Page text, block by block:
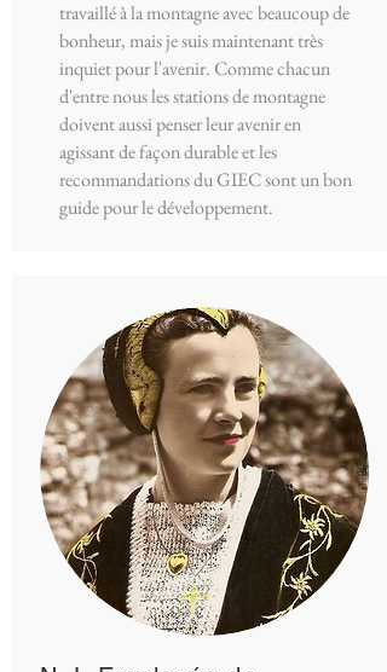
travaillé à la montagne avec beaucoup de
bonheur, mais je suis maintenant très
inquiet pour l'avenir. Comme chacun
d'entre nous les stations de montagne
doivent aussi penser leur avenir en
agissant de façon durable et les
recommandations du GIEC sont un bon
guide pour le développement.